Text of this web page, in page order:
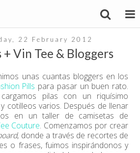
22 February 2012
+ Vin Tee & Bloggers
unas cuantas bloggers en los
Pills para pasar un buen rato.
pilas con un riquísimo
cotilleos varios. Después de llenar
en un taller de camisetas de
Couture. Comenzamos por crear
, donde a través de recortes de
o frases, fuimos inspirándonos y